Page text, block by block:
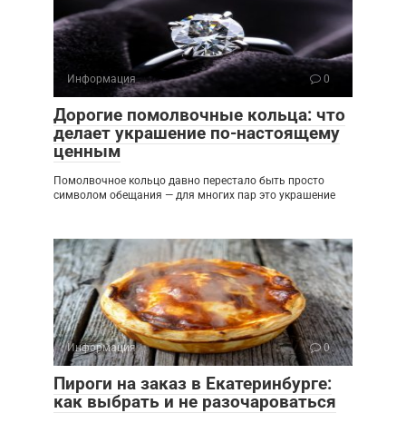
Информация 0
Дорогие помолвочные кольца: что
делает украшение по-настоящему
ценным
Помолвочное кольцо давно перестало быть просто
символом обещания — для многих пар это украшение
Информация 0
Пироги на заказ в Екатеринбурге:
как выбрать и не разочароваться